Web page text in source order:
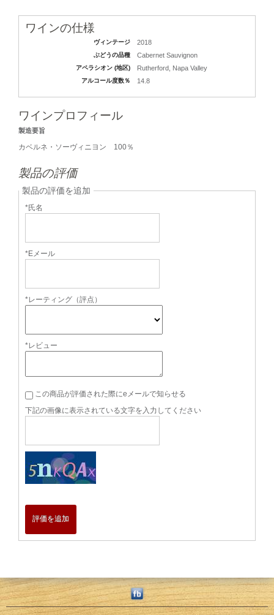
ワインの仕様
ヴィンテージ 2018
ぶどうの品種 Cabernet Sauvignon
アペラシオン (地区) Rutherford, Napa Valley
アルコール度数％ 14.8
ワインプロフィール
製造要旨
カベルネ・ソーヴィニヨン 100％
製品の評価
製品の評価を追加
*氏名
*Eメール
*レーティング（評点）
*レビュー
この商品が評価された際にeメールで知らせる
下記の画像に表示されている文字を入力してください
評価を追加